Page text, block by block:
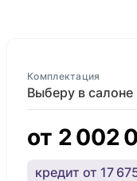
Выберу в салоне
Комплектация
от 2 002
кредит от 17